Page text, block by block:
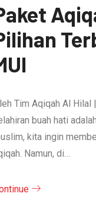
Tim Aqiqah Al Hilal
buah hati
kita ingin
Namun, di…